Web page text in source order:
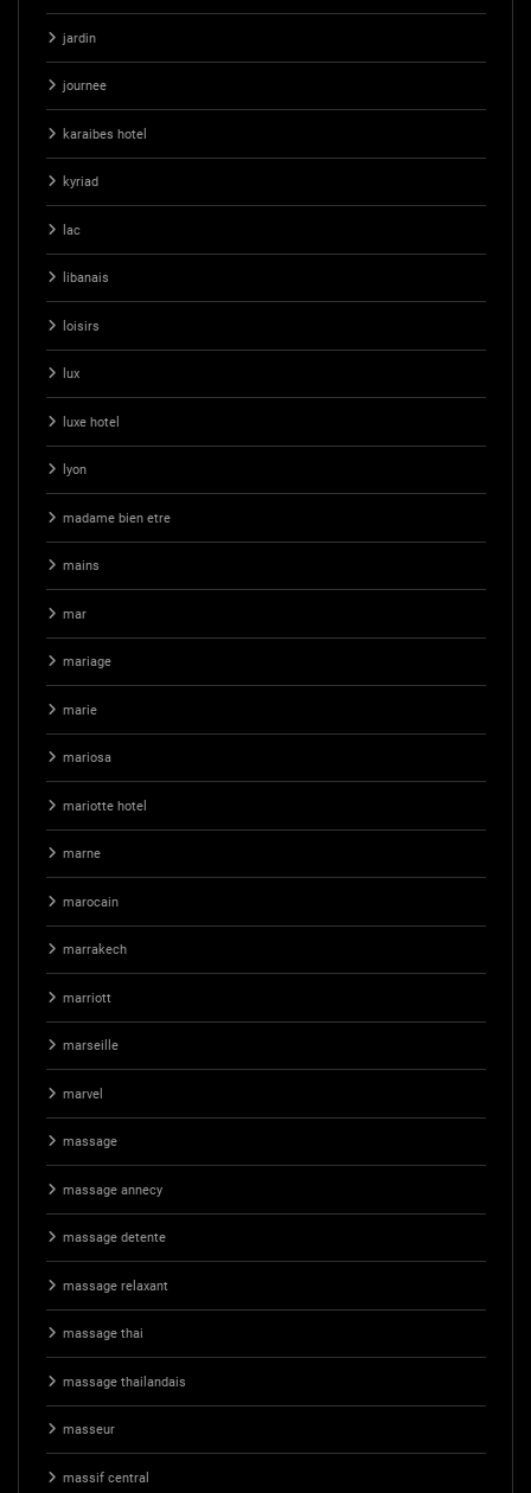
jardin
journee
karaibes hotel
kyriad
lac
libanais
loisirs
lux
luxe hotel
lyon
madame bien etre
mains
mar
mariage
marie
mariosa
mariotte hotel
marne
marocain
marrakech
marriott
marseille
marvel
massage
massage annecy
massage detente
massage relaxant
massage thai
massage thailandais
masseur
massif central